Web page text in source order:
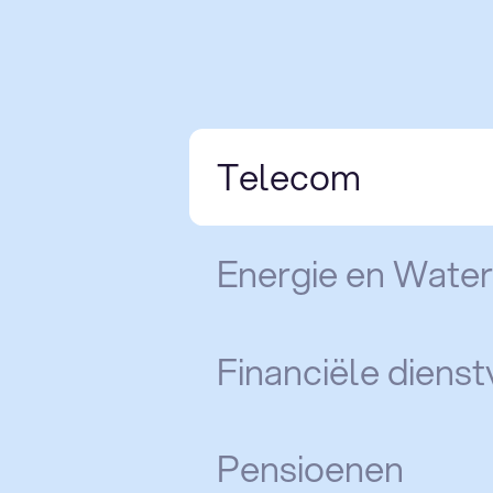
Telecom
Energie en Water
Financiële
Pensioenen